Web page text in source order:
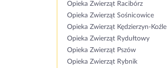
Opieka Zwierząt Racibórz
Opieka Zwierząt Sośnicowice
Opieka Zwierząt Kędzierzyn-Koźle
Opieka Zwierząt Rydułtowy
Opieka Zwierząt Pszów
Opieka Zwierząt Rybnik